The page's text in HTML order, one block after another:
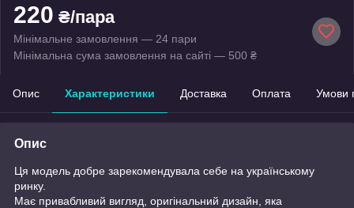
220 ₴/пара
Мінімальне замовлення — 24 пари
Мінімальна сума замовлення на сайті — 500 ₴
Опис Характеристики Доставка Оплата Умови
Опис
Ця модель добре зарекомендувала себе на українському
ринку.
Має привабливий вигляд, оригінальний дизайн, яка